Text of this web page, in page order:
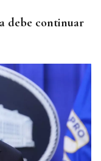
debe continuar